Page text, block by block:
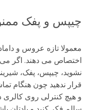
چیپس و پفک
معمولا تازه عروس و
اختصاص می دهند. اگر می
نشوید، چیپس، پفک،
قرار ندهید چون هنگام
و هیچ کنترلی روی کالری